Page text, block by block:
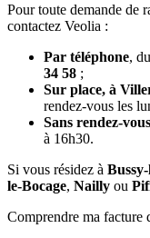
Pour toute demande de
contactez Veolia :
Par téléphone,
34 58 ;
Sur place, à
rendez-vous les
Sans rendez-vous
à 16h30.
Si vous résidez à
le-Bocage, Nailly ou
Comprendre ma facture